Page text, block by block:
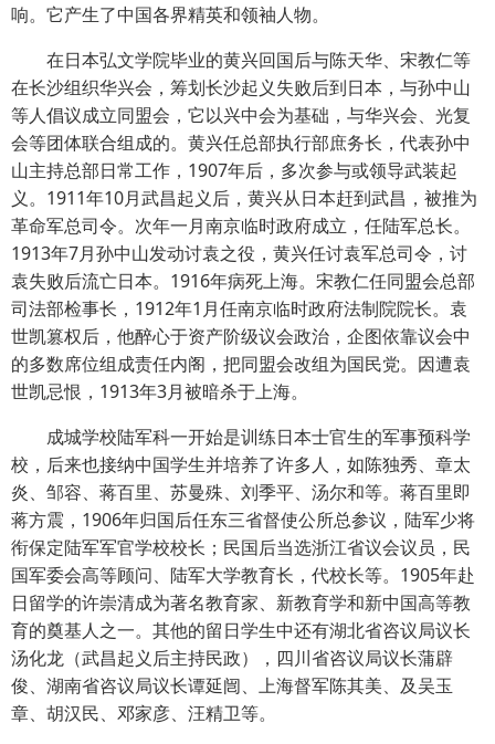
响。它产生了中国各界精英和领袖人物。
在日本弘文学院毕业的黄兴回国后与陈天华、宋教仁等
在长沙组织华兴会，筹划长沙起义失败后到日本，与孙中山
等人倡议成立同盟会，它以兴中会为基础，与华兴会、光复
会等团体联合组成的。黄兴任总部执行部庶务长，代表孙中
山主持总部日常工作，1907年后，多次参与或领导武装起
义。1911年10月武昌起义后，黄兴从日本赶到武昌，被推为
革命军总司令。次年一月南京临时政府成立，任陆军总长。
1913年7月孙中山发动讨袁之役，黄兴任讨袁军总司令，讨
袁失败后流亡日本。1916年病死上海。宋教仁任同盟会总部
司法部检事长，1912年1月任南京临时政府法制院院长。袁
世凯篡权后，他醉心于资产阶级议会政治，企图依靠议会中
的多数席位组成责任内阁，把同盟会改组为国民党。因遭袁
世凯忌恨，1913年3月被暗杀于上海。
成城学校陆军科一开始是训练日本士官生的军事预科学
校，后来也接纳中国学生并培养了许多人，如陈独秀、章太
炎、邹容、蒋百里、苏曼殊、刘季平、汤尔和等。蒋百里即
蒋方震，1906年归国后任东三省督使公所总参议，陆军少将
衔保定陆军军官学校校长；民国后当选浙江省议会议员，民
国军委会高等顾问、陆军大学教育长，代校长等。1905年赴
日留学的许崇清成为著名教育家、新教育学和新中国高等教
育的奠基人之一。其他的留日学生中还有湖北省咨议局议长
汤化龙（武昌起义后主持民政），四川省咨议局议长蒲辟
俊、湖南省咨议局议长谭延闿、上海督军陈其美、及吴玉
章、胡汉民、邓家彦、汪精卫等。